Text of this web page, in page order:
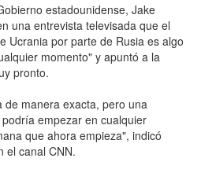
estadounidense, Jake
una entrevista televisada que el
Ucrania por parte de Rusia es algo
momento" y apuntó a la
pronto.
manera exacta, pero una
empezar en cualquier
que ahora empieza", indicó
el canal CNN.